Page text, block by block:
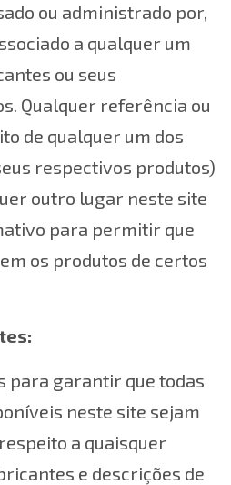
ou administrado por,
a qualquer um
ou seus
Qualquer referência ou
de qualquer um dos
respectivos produtos)
outro lugar neste site
para permitir que
os produtos de certos
para garantir que todas
neste site sejam
a quaisquer
e descrições de